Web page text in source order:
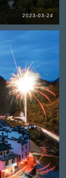
2023-03-24